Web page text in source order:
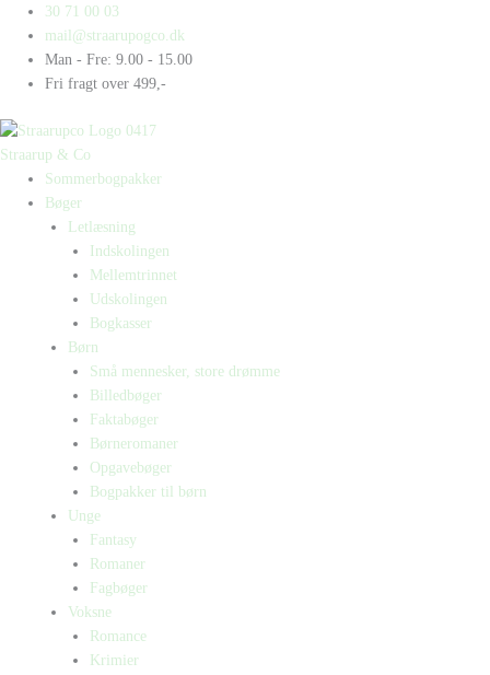
indholdet
30 71 00 03
mail@straarupogco.dk
Man - Fre: 9.00 - 15.00
Fri fragt over 499,-
Straarup & Co
Sommerbogpakker
Bøger
Letlæsning
Indskolingen
Mellemtrinnet
Udskolingen
Bogkasser
Børn
Små mennesker, store drømme
Billedbøger
Faktabøger
Børneromaner
Opgavebøger
Bogpakker til børn
Unge
Fantasy
Romaner
Fagbøger
Voksne
Romance
Krimier
Products
search
Products
search
kasse
antal